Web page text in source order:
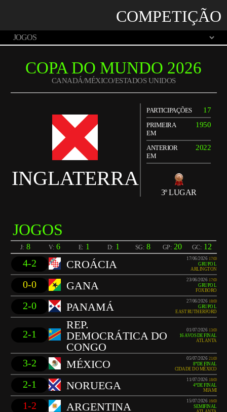
COMPETIÇÃO
COPA DO MUNDO 2026
CANADÁ/MÉXICO/ESTADOS UNIDOS
INGLATERRA
PARTICIPAÇÕES 17
PRIMEIRA
EM
1950
ANTERIOR
EM
2022
3º LUGAR
JOGOS
J: 8 V:6 E: 1 D: 1 SG: 8 GP:20 GC: 12
4-2 CROÁCIA 17/06/2026 17:00
GRUPO L
ARLINGTON
0-0 GANA 23/06/2026 17:00
GRUPO L
FOXBORO
2-0 PANAMÁ 27/06/2026 18:00
GRUPO L
EAST RUTHERFORD
2-1
REP.
DEMOCRÁTICA DO
CONGO
01/07/2026 13:00
16 AVOS DE FINAL
ATLANTA
3-2 MÉXICO 05/07/2026 21:00
8ª DE FINAL
CIDADE DO MÉXICO
2-1 NORUEGA 11/07/2026 18:00
4ª DE FINAL
MIAMI
1-2 ARGENTINA 15/07/2026 16:00
SEMIFINAL